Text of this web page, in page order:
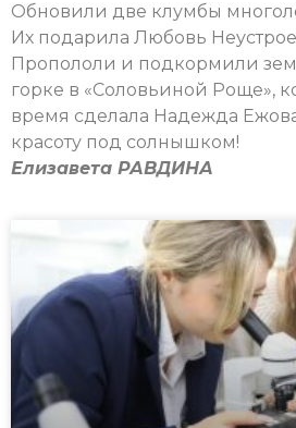
Обновили две клумбы
Их подарила Любовь
Пропололи и подкормили
горке в «Соловьиной Роще»,
время сделала Надежда
красоту под солнышком!
Елизавета РАВДИНА